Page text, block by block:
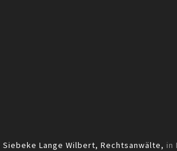
Siebeke Lange Wilbert, Rechtsanwälte, in